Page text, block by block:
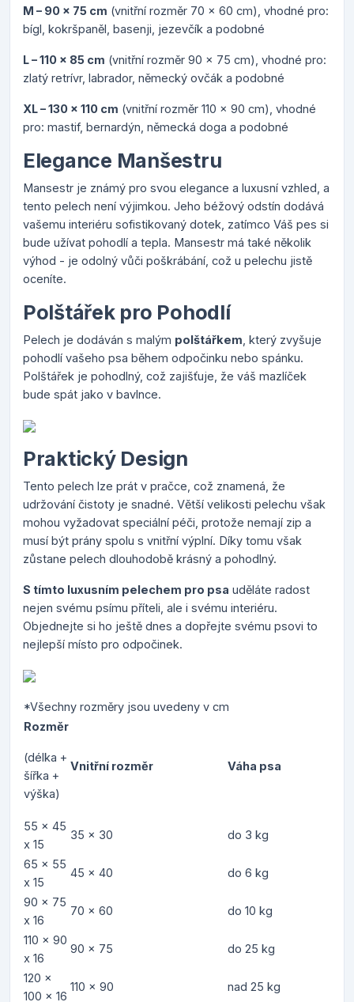
M – 90 x 75 cm (vnitřní rozměr 70 x 60 cm), vhodné pro:
bígl, kokršpaněl, basenji, jezevčík a podobné
L – 110 x 85 cm (vnitřní rozměr 90 x 75 cm), vhodné pro:
zlatý retrívr, labrador, německý ovčák a podobné
XL – 130 x 110 cm (vnitřní rozměr 110 x 90 cm), vhodné
pro: mastif, bernardýn, německá doga a podobné
Elegance Manšestru
Mansestr je známý pro svou elegance a luxusní vzhled, a
tento pelech není výjimkou. Jeho béžový odstín dodává
vašemu interiéru sofistikovaný dotek, zatímco Váš pes si
bude užívat pohodlí a tepla. Mansestr má také několik
výhod - je odolný vůči poškrábání, což u pelechu jistě
oceníte.
Polštářek pro Pohodlí
Pelech je dodáván s malým polštářkem , který zvyšuje
pohodlí vašeho psa během odpočinku nebo spánku.
Polštářek je pohodlný, což zajišťuje, že váš mazlíček
bude spát jako v bavlnce.
Praktický Design
Tento pelech lze prát v pračce, což znamená, že
udržování čistoty je snadné. Větší velikosti pelechu však
mohou vyžadovat speciální péči, protože nemají zip a
musí být prány spolu s vnitřní výplní. Díky tomu však
zůstane pelech dlouhodobě krásný a pohodlný.
S tímto luxusním pelechem pro psa uděláte radost
nejen svému psímu příteli, ale i svému interiéru.
Objednejte si ho ještě dnes a dopřejte svému psovi to
nejlepší místo pro odpočinek.
*Všechny rozměry jsou uvedeny v cm
Rozměr
(délka +
šířka +
výška)
Vnitřní rozměr Váha psa
55 x 45
x 15
35 x 30 do 3 kg
65 x 55
x 15
45 x 40 do 6 kg
90 x 75
x 16
70 x 60 do 10 kg
110 x 90
x 16
90 x 75 do 25 kg
120 x
100 x 16
110 x 90 nad 25 kg